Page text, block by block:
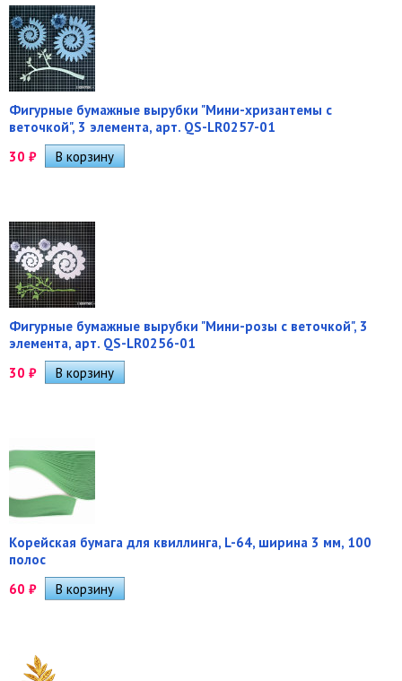
Фигурные бумажные вырубки "Мини-хризантемы с
веточкой", 3 элемента, арт. QS-LR0257-01
30 ₽
Фигурные бумажные вырубки "Мини-розы с веточкой", 3
элемента, арт. QS-LR0256-01
30 ₽
Корейская бумага для квиллинга, L-64, ширина 3 мм, 100
полос
60 ₽